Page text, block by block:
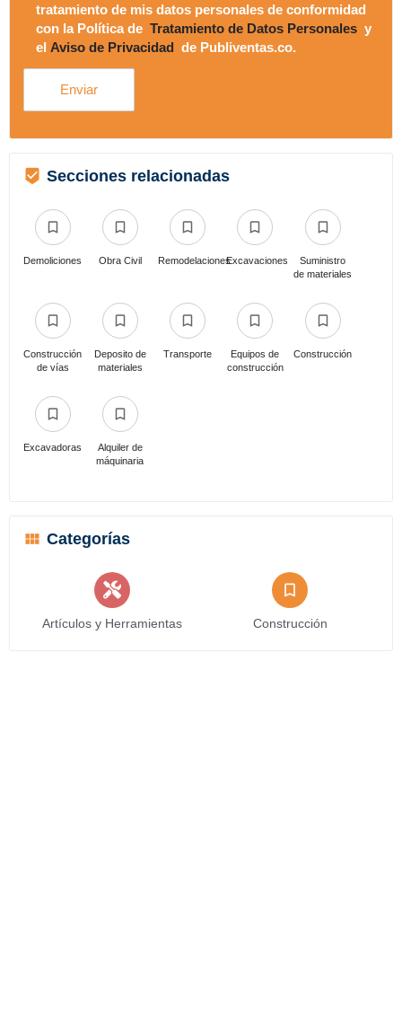
tratamiento de mis datos personales de conformidad
con la Política de Tratamiento de Datos Personales y
el Aviso de Privacidad de Publiventas.co.
Secciones relacionadas
Demoliciones Obra Civil RemodelacionesExcavaciones
Suministro
de materiales
Construcción
de vías
Deposito de
materiales
Transporte
Equipos de
construcción
Construcción
Excavadoras
Alquiler de
máquinaria
Categorías
Artículos y Herramientas Construcción